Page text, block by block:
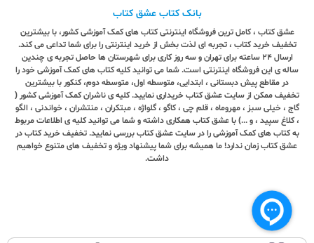
بانک کتاب عشق کتاب
عشق کتاب ، کامل ترین فروشگاه اینترنتی کتاب های کمک آموزشی کشور، با بیشترین
تخفیف خرید کتاب ، تجربه ای لذت بخش از خرید اینترنتی را برای شما تداعی می کند.
ارسال ٢٤ ساعته برای تهران و سه روز کاری برای شهرستان ها حاصل تجربه ی چندین
ساله ی این فروشگاه اینترنتی است. شما می توانید کلیه کتاب های کمک آموزشی خود را
در مقاطع پیش دبستانی ، ابتدایی، متوسطه اول، متوسطه دوم، کنکور با بیشترین
تخفیف ممکن از سایت عشق کتاب خریداری نمایید. کلیه ی ناشران کمک آموزشی کشور (
گاج ، خیلی سبز ، مهروماه ، قلم چی ، کاگو ، گلواژه ، مبتکران ، منتشران ، خواندنی ، الگو
، کلاغ سپید ، و ...) با عشق کتاب همکاری داشته و شما می توانید کلیه ی اطلاعات مربوط
به کتاب های کمک آموزشی را در سایت عشق کتاب بررسی نمایید. تخفیف خرید کتاب در
عشق کتاب زمان ندارد! ما همیشه برای شما پیشنهاد ویژه و تخفیف های متنوع خواهیم
داشت.